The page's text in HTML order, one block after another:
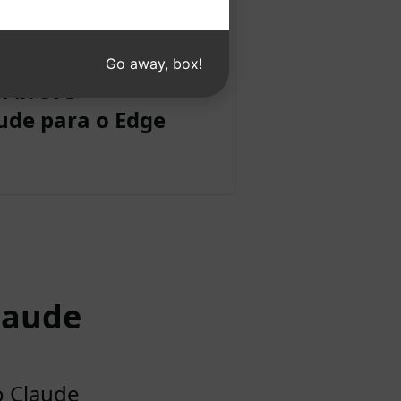
breve
para o Edge
Go away, box!